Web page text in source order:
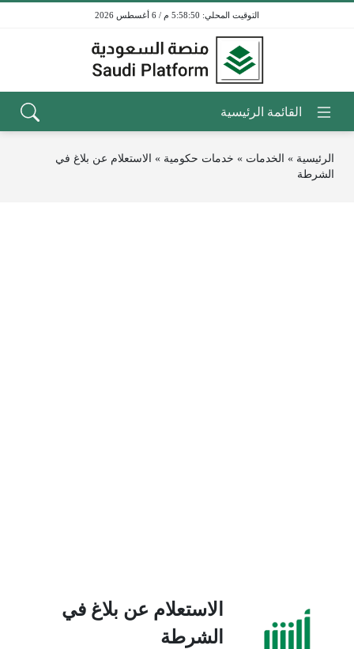
5:58:50 م / 6 أغسطس 2026
الرئيسية » الخدمات » خدمات حكومية » الاستعلام عن بلاغ في
الشرطة
الاستعلام عن بلاغ في
الشرطة